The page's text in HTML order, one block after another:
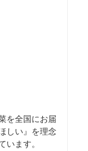
を全国にお届
しい』を理念
います。